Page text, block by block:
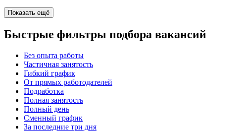
Показать ещё
Быстрые фильтры подбора вакансий
Без опыта работы
Частичная занятость
Гибкий график
От прямых работодателей
Подработка
Полная занятость
Полный день
Сменный график
За последние три дня